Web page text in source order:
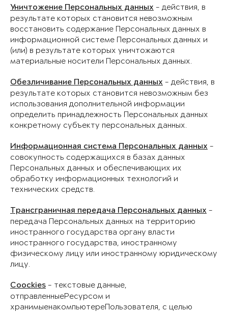
Уничтожение Персональных данных - действия, в
результате которых становится невозможным
восстановить содержание Персональных данных в
информационной системе Персональных данных и
(или) в результате которых уничтожаются
материальные носители Персональных данных.
Обезличивание Персональных данных - действия, в
результате которых становится невозможным без
использования дополнительной информации
определить принадлежность Персональных данных
конкретному субъекту персональных данных.
Информационная система Персональных данных -
совокупность содержащихся в базах данных
Персональных данных и обеспечивающих их
обработку информационных технологий и
технических средств.
Трансграничная передача Персональных данных -
передача Персональных данных на территорию
иностранного государства органу власти
иностранного государства, иностранному
физическому лицу или иностранному юридическому
лицу.
Coockies - текстовые данные,
отправленныеРесурсом и
хранимыенакомпьютереПользователя, с целью